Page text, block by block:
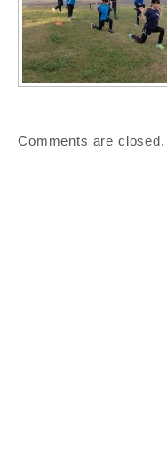
Comments are closed.